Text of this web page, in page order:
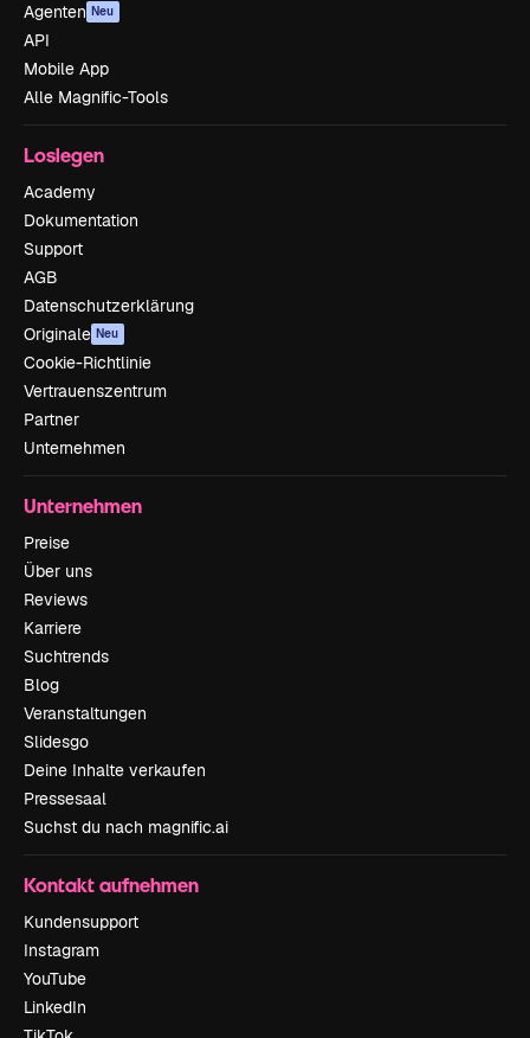
Agenten Neu
API
Mobile App
Alle Magnific-Tools
Loslegen
Academy
Dokumentation
Support
AGB
Datenschutzerklärung
Originale Neu
Cookie-Richtlinie
Vertrauenszentrum
Partner
Unternehmen
Unternehmen
Preise
Über uns
Reviews
Karriere
Suchtrends
Blog
Veranstaltungen
Slidesgo
Deine Inhalte verkaufen
Pressesaal
Suchst du nach magnific.ai
Kontakt aufnehmen
Kundensupport
Instagram
YouTube
LinkedIn